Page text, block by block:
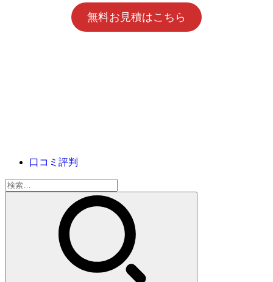
無料お見積はこちら
口コミ評判
検
索: